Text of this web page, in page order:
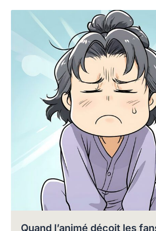
Quand l’animé déçoit les